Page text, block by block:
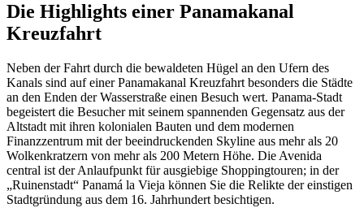
Die Highlights einer Panamakanal
Kreuzfahrt
Neben der Fahrt durch die bewaldeten Hügel an den Ufern des
Kanals sind auf einer Panamakanal Kreuzfahrt besonders die Städte
an den Enden der Wasserstraße einen Besuch wert. Panama-Stadt
begeistert die Besucher mit seinem spannenden Gegensatz aus der
Altstadt mit ihren kolonialen Bauten und dem modernen
Finanzzentrum mit der beeindruckenden Skyline aus mehr als 20
Wolkenkratzern von mehr als 200 Metern Höhe. Die Avenida
central ist der Anlaufpunkt für ausgiebige Shoppingtouren; in der
„Ruinenstadt“ Panamá la Vieja können Sie die Relikte der einstigen
Stadtgründung aus dem 16. Jahrhundert besichtigen.